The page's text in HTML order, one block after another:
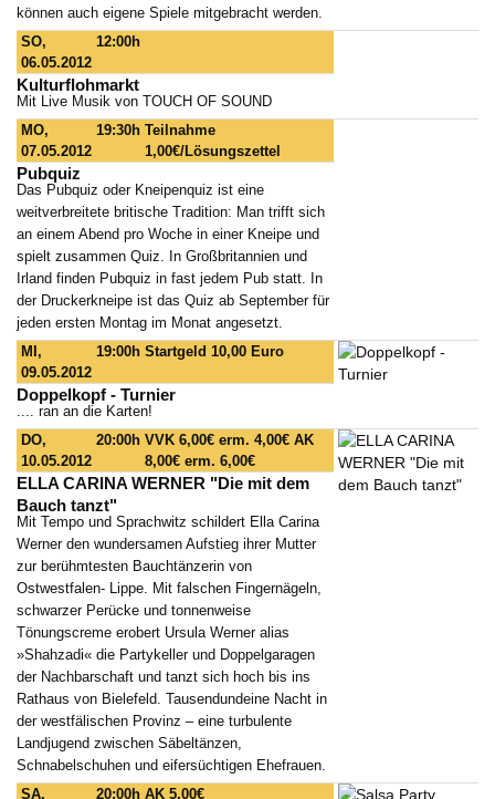
können auch eigene Spiele mitgebracht werden.
SO,
06.05.2012
12:00h
Kulturflohmarkt
Mit Live Musik von TOUCH OF SOUND
MO,
07.05.2012
19:30h Teilnahme
1,00€/Lösungszettel
Pubquiz
Das Pubquiz oder Kneipenquiz ist eine
weitverbreitete britische Tradition: Man trifft sich
an einem Abend pro Woche in einer Kneipe und
spielt zusammen Quiz. In Großbritannien und
Irland finden Pubquiz in fast jedem Pub statt. In
der Druckerkneipe ist das Quiz ab September für
jeden ersten Montag im Monat angesetzt.
MI,
09.05.2012
19:00h Startgeld 10,00 Euro
Doppelkopf - Turnier
.... ran an die Karten!
DO,
10.05.2012
20:00h VVK 6,00€ erm. 4,00€ AK
8,00€ erm. 6,00€
ELLA CARINA WERNER "Die mit dem
Bauch tanzt"
Mit Tempo und Sprachwitz schildert Ella Carina
Werner den wundersamen Aufstieg ihrer Mutter
zur berühmtesten Bauchtänzerin von
Ostwestfalen- Lippe. Mit falschen Fingernägeln,
schwarzer Perücke und tonnenweise
Tönungscreme erobert Ursula Werner alias
»Shahzadi« die Partykeller und Doppelgaragen
der Nachbarschaft und tanzt sich hoch bis ins
Rathaus von Bielefeld. Tausendundeine Nacht in
der westfälischen Provinz – eine turbulente
Landjugend zwischen Säbeltänzen,
Schnabelschuhen und eifersüchtigen Ehefrauen.
SA,
20:00h AK 5,00€